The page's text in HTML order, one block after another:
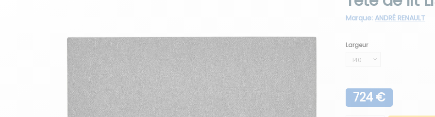
Marque: ANDRÉ RENAULT
Largeur
724 €